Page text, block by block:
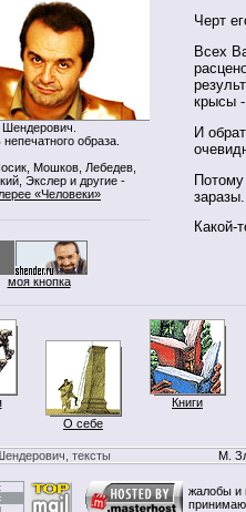
Шендерович.
образа.
Мошков, Лебедев,
Экслер и другие -
«Человеки»
моя кнопка
Черт
Всех
крысы
И
заразы.
Какой-
О себе
Книги
тексты М.
жалобы и